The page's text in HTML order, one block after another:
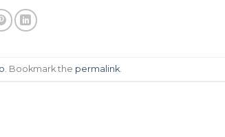
. Bookmark the permalink